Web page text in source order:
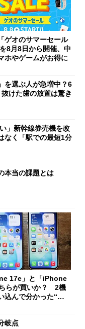
ゲオのサマーセール
8月8日から開催、中
ホやゲームがお得に
を選ぶ人が急増中？6
けた歯の放置は驚き
」新幹線券売機を改
く「駅での最短1分
本当の課題とは
17e」と「iPhone
らが買いか？ 2機
込んで分かった“ス
岐点